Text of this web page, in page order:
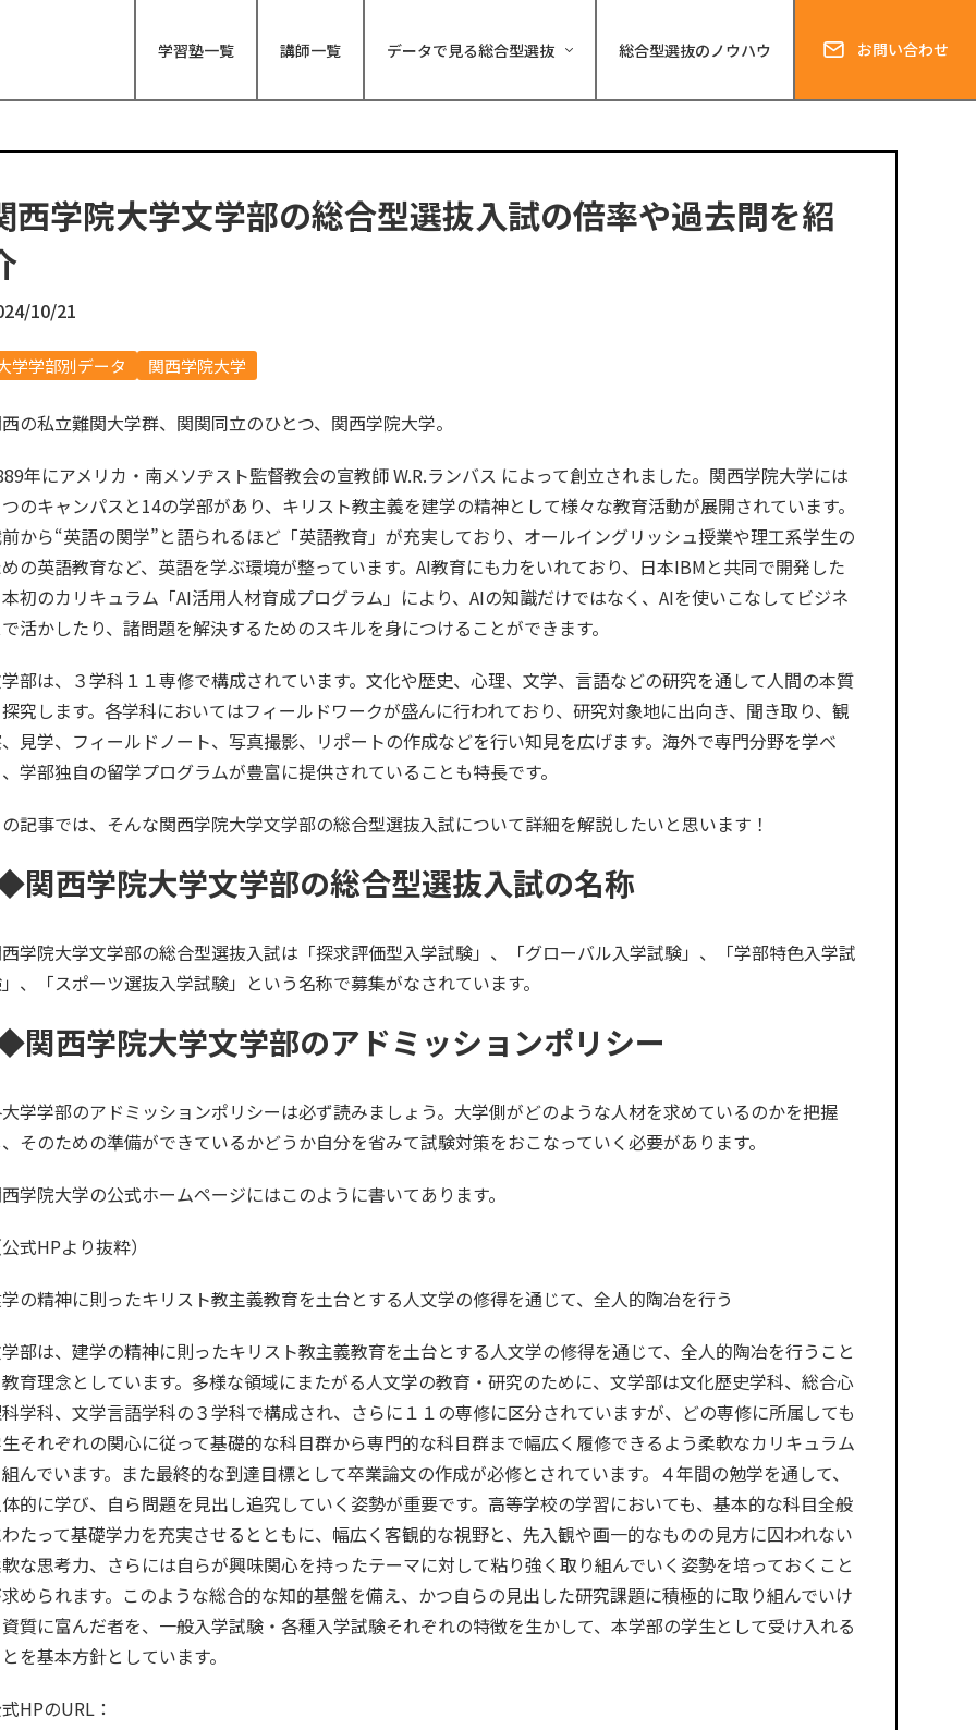
学習塾一覧 講師一覧 データで見る総合型選抜 総合型選抜のノウハウ お問い合わせ
西学院大学文学部の総合型選抜入試の倍率や過去問を紹
10/21
学学部別データ 関西学院大学
の私立難関大学群、関関同立のひとつ、関西学院大学。
年にアメリカ・南メソヂスト監督教会の宣教師W.R.ランバス によって創立されました。関西学院大学には
のキャンパスと14の学部があり、キリスト教主義を建学の精神として様々な教育活動が展開されています。
から“英語の関学”と語られるほど「英語教育」が充実しており、オールイングリッシュ授業や理工系学生の
の英語教育など、英語を学ぶ環境が整っています。AI教育にも力をいれており、日本IBMと共同で開発した
初のカリキュラム「AI活用人材育成プログラム」により、AIの知識だけではなく、AIを使いこなしてビジネ
活かしたり、諸問題を解決するためのスキルを身につけることができます。
部は、３学科１１専修で構成されています。文化や歴史、心理、文学、言語などの研究を通して人間の本質
究します。各学科においてはフィールドワークが盛んに行われており、研究対象地に出向き、聞き取り、観
見学、フィールドノート、写真撮影、リポートの作成などを行い知見を広げます。海外で専門分野を学べ
学部独自の留学プログラムが豊富に提供されていることも特長です。
記事では、そんな関西学院大学文学部の総合型選抜入試について詳細を解説したいと思います！
関西学院大学文学部の総合型選抜入試の名称
学院大学文学部の総合型選抜入試は「探求評価型入学試験」、「グローバル入学試験」、「学部特色入学試
、「スポーツ選抜入学試験」という名称で募集がなされています。
関西学院大学文学部のアドミッションポリシー
学学部のアドミッションポリシーは必ず読みましょう。大学側がどのような人材を求めているのかを把握
そのための準備ができているかどうか自分を省みて試験対策をおこなっていく必要があります。
学院大学の公式ホームページにはこのように書いてあります。
式HPより抜粋）
の精神に則ったキリスト教主義教育を土台とする人文学の修得を通じて、全人的陶冶を行う
部は、建学の精神に則ったキリスト教主義教育を土台とする人文学の修得を通じて、全人的陶冶を行うこと
育理念としています。多様な領域にまたがる人文学の教育・研究のために、文学部は文化歴史学科、総合心
学科、文学言語学科の３学科で構成され、さらに１１の専修に区分されていますが、どの専修に所属しても
それぞれの関心に従って基礎的な科目群から専門的な科目群まで幅広く履修できるよう柔軟なカリキュラム
んでいます。また最終的な到達目標として卒業論文の作成が必修とされています。４年間の勉学を通して、
的に学び、自ら問題を見出し追究していく姿勢が重要です。高等学校の学習においても、基本的な科目全般
たって基礎学力を充実させるとともに、幅広く客観的な視野と、先入観や画一的なものの見方に囚われない
な思考力、さらには自らが興味関心を持ったテーマに対して粘り強く取り組んでいく姿勢を培っておくこと
められます。このような総合的な知的基盤を備え、かつ自らの見出した研究課題に積極的に取り組んでいけ
質に富んだ者を、一般入学試験・各種入学試験それぞれの特徴を生かして、本学部の学生として受け入れる
を基本方針としています。
HPのURL：